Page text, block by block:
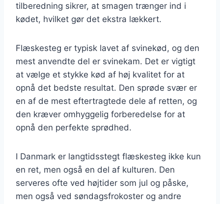
tilberedning sikrer, at smagen trænger ind i
kødet, hvilket gør det ekstra lækkert.
Flæskesteg er typisk lavet af svinekød, og den
mest anvendte del er svinekam. Det er vigtigt
at vælge et stykke kød af høj kvalitet for at
opnå det bedste resultat. Den sprøde svær er
en af de mest eftertragtede dele af retten, og
den kræver omhyggelig forberedelse for at
opnå den perfekte sprødhed.
I Danmark er langtidsstegt flæskesteg ikke kun
en ret, men også en del af kulturen. Den
serveres ofte ved højtider som jul og påske,
men også ved søndagsfrokoster og andre